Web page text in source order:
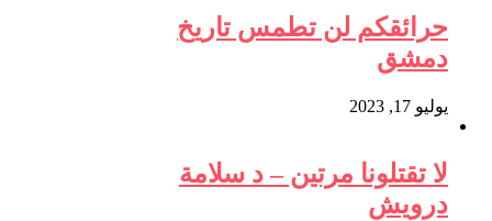
حرائقكم لن تطمس تاريخ
دمشق
يوليو 17, 2023
لا تقتلونا مرتين – د سلامة
درويش